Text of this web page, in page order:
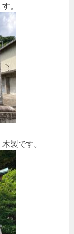
。
製です。